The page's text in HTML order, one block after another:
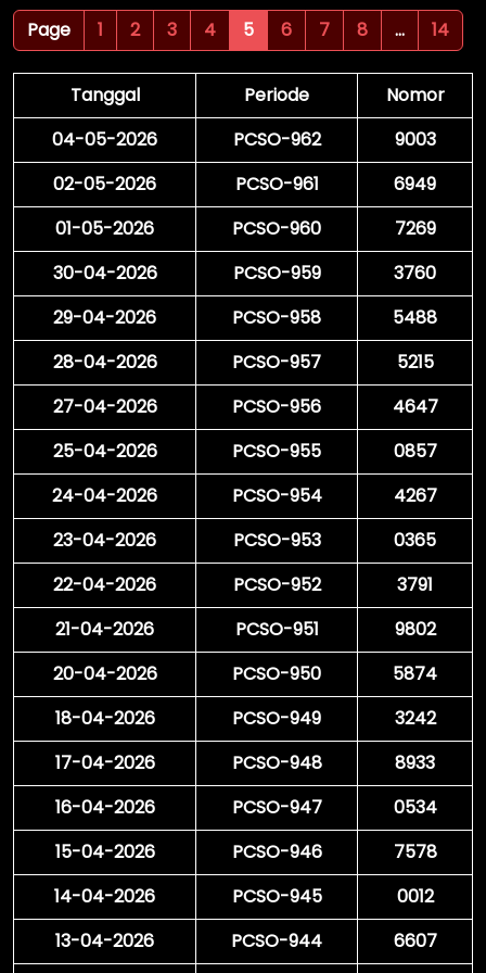
Page 1 2 3 4 5 6 7 8 ... 14
Tanggal Periode
Nomor
04-05-2026
PCSO-962
9003
02-05-2026
PCSO-961
6949
01-05-2026
PCSO-960
7269
30-04-2026
PCSO-959
3760
29-04-2026
PCSO-958
5488
28-04-2026
PCSO-957
5215
27-04-2026
PCSO-956
4647
25-04-2026
PCSO-955
0857
24-04-2026
PCSO-954
4267
23-04-2026
PCSO-953
0365
22-04-2026
PCSO-952
3791
21-04-2026
PCSO-951
9802
20-04-2026
PCSO-950
5874
18-04-2026
PCSO-949
3242
17-04-2026
PCSO-948
8933
16-04-2026
PCSO-947
0534
15-04-2026
PCSO-946
7578
14-04-2026
PCSO-945
0012
13-04-2026
PCSO-944 6607